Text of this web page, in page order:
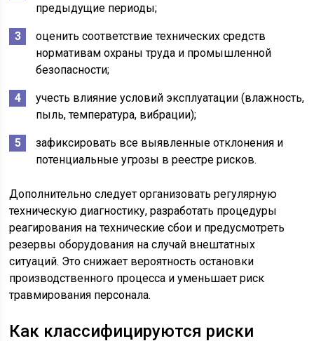
предыдущие периоды;
оценить соответствие технических средств
нормативам охраны труда и промышленной
безопасности;
учесть влияние условий эксплуатации (влажность,
пыль, температура, вибрации);
зафиксировать все выявленные отклонения и
потенциальные угрозы в реестре рисков.
Дополнительно следует организовать регулярную
техническую диагностику, разработать процедуры
реагирования на технические сбои и предусмотреть
резервы оборудования на случай внештатных
ситуаций. Это снижает вероятность остановки
производственного процесса и уменьшает риск
травмирования персонала.
Как классифицируются риски